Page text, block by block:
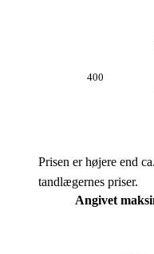
400
Prisen er højere end ca.
tandlægernes priser.
Angivet